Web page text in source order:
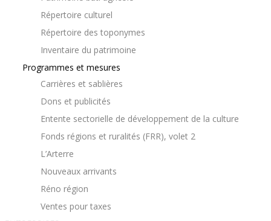
Répertoire culturel
Répertoire des toponymes
Inventaire du patrimoine
Programmes et mesures
Carrières et sablières
Dons et publicités
Entente sectorielle de développement de la culture
Fonds régions et ruralités (FRR), volet 2
L’Arterre
Nouveaux arrivants
Réno région
Ventes pour taxes